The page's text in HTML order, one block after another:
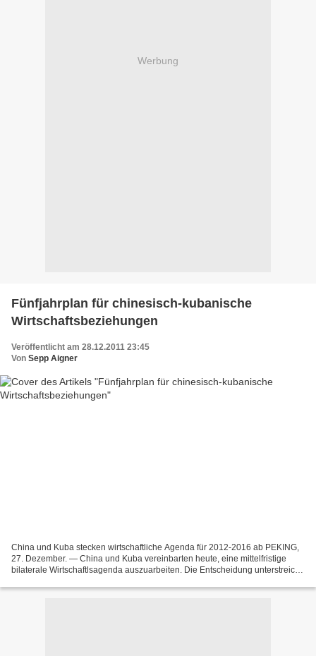
Werbung
Fünfjahrplan für chinesisch-kubanische
Wirtschaftsbeziehungen
Veröffentlicht am 28.12.2011 23:45
Von Sepp Aigner
China und Kuba stecken wirtschaftliche Agenda für 2012-2016 ab PEKING,
27. Dezember. — China und Kuba vereinbarten heute, eine mittelfristige
bilaterale Wirtschaftlsagenda auszuarbeiten. Die Entscheidung unterstreicht